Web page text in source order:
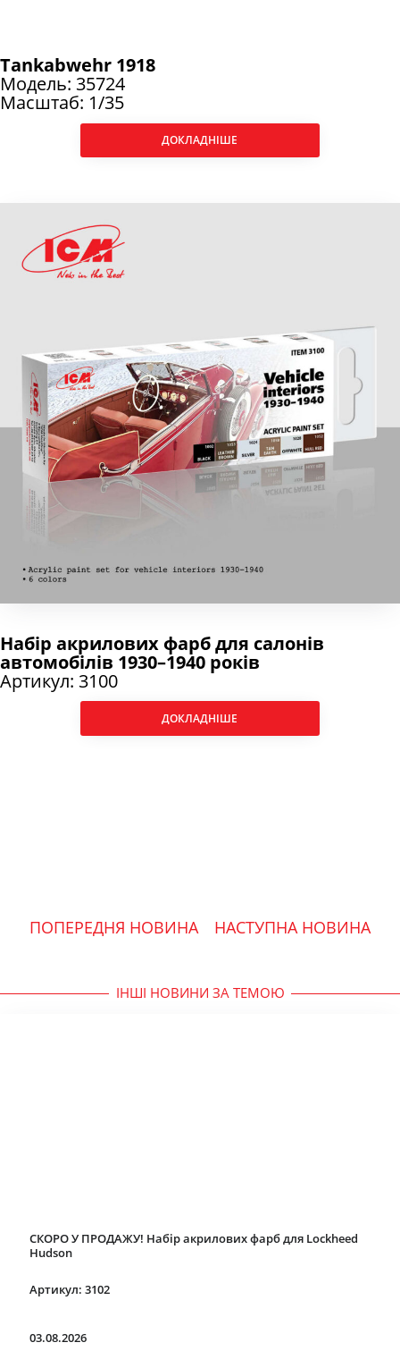
Tankabwehr 1918
Модель: 35724
Масштаб: 1/35
ДОКЛАДНІШЕ
Набір акрилових фарб для салонів
автомобілів 1930–1940 років
Артикул: 3100
ДОКЛАДНІШЕ
ПОПЕРЕДНЯ НОВИНА НАСТУПНА НОВИНА
ІНШІ НОВИНИ ЗА ТЕМОЮ
03.08.2026
СКОРО У ПРОДАЖУ! Набір акрилових фарб для Lockheed
Hudson
Артикул: 3102